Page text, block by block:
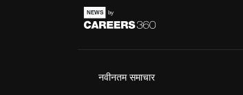
नवीनतम समाचार